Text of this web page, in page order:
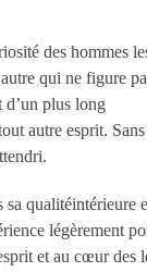
des hommes
qui ne figure
d’un plus long
autre esprit.
qualitéintérieure
légèrement
et au cœur des